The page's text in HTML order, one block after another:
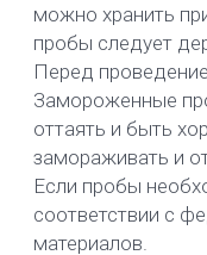
можно хранить
пробы следует
Перед
Замороженные
оттаять и быть
замораживать и
Если пробы
соответствии с
материалов.